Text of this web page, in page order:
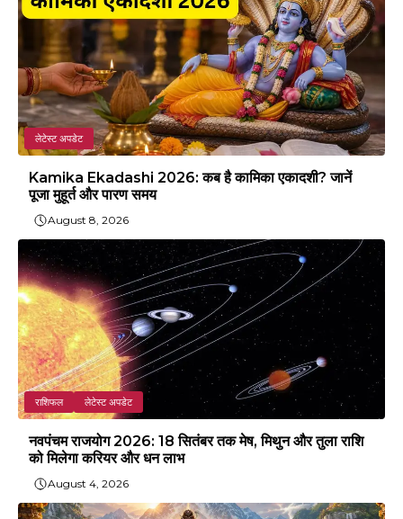
लेटेस्ट अपडेट
Kamika Ekadashi 2026: कब है कामिका एकादशी? जानें
पूजा मुहूर्त और पारण समय
August 8, 2026
राशिफल लेटेस्ट अपडेट
नवपंचम राजयोग 2026: 18 सितंबर तक मेष, मिथुन और तुला राशि
को मिलेगा करियर और धन लाभ
August 4, 2026